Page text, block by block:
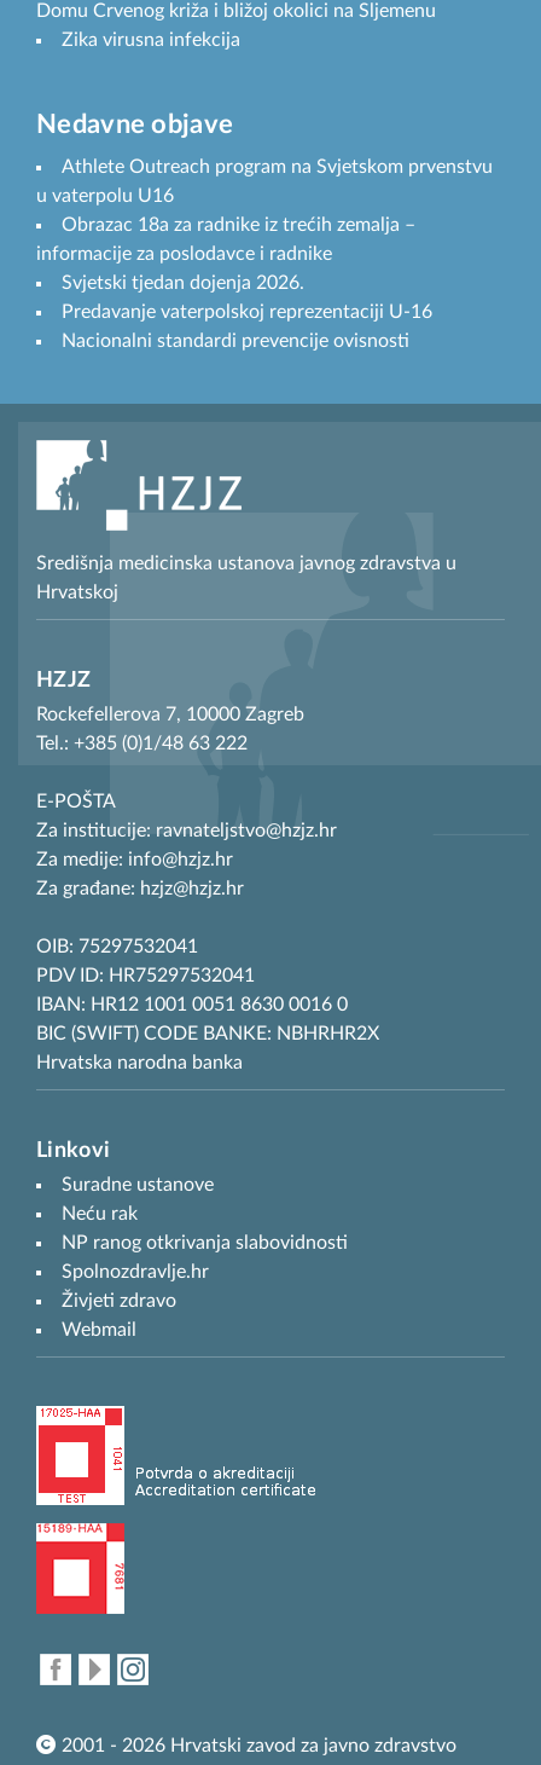
Domu Crvenog križa i bližoj okolici na Sljemenu
Zika virusna infekcija
Nedavne objave
Athlete Outreach program na Svjetskom prvenstvu
u vaterpolu U16
Obrazac 18a za radnike iz trećih zemalja –
informacije za poslodavce i radnike
Svjetski tjedan dojenja 2026.
Predavanje vaterpolskoj reprezentaciji U-16
Nacionalni standardi prevencije ovisnosti
Središnja medicinska ustanova javnog zdravstva u
Hrvatskoj
HZJZ
Rockefellerova 7, 10000 Zagreb
Tel.: +385 (0)1/48 63 222
E-POŠTA
Za institucije: ravnateljstvo@hzjz.hr
Za medije: info@hzjz.hr
Za građane: hzjz@hzjz.hr
OIB: 75297532041
PDV ID: HR75297532041
IBAN: HR12 1001 0051 8630 0016 0
BIC (SWIFT) CODE BANKE: NBHRHR2X
Hrvatska narodna banka
Linkovi
Suradne ustanove
Neću rak
NP ranog otkrivanja slabovidnosti
Spolnozdravlje.hr
Živjeti zdravo
Webmail
2001 - 2026 Hrvatski zavod za javno zdravstvo